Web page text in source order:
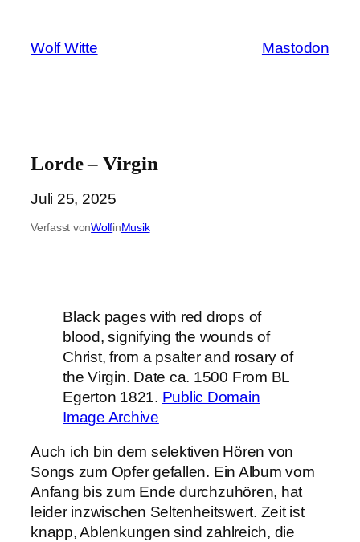
springen
Wolf Witte Mastodon
Lorde – Virgin
Juli 25, 2025
Verfasst vonWolfinMusik
Black pages with red drops of
blood, signifying the wounds of
Christ, from a psalter and rosary of
the Virgin. Date ca. 1500 From BL
Egerton 1821. Public Domain
Image Archive
Auch ich bin dem selektiven Hören von
Songs zum Opfer gefallen. Ein Album vom
Anfang bis zum Ende durchzuhören, hat
leider inzwischen Seltenheitswert. Zeit ist
knapp, Ablenkungen sind zahlreich, die